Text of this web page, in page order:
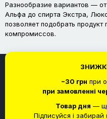
Разнообразие вариантов —
Альфа до спирта Экстра,
позволяет подобрать продукт
компромиссов.
−30 грн при
при замовленні
Товар дня —
Підписуйся і
Служба поддержки